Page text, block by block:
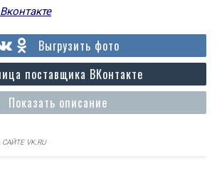
Показать описание
поставщика ВКонтакте
Выгрузить фото
vk.ru